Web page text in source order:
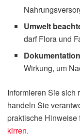
Umwelt
darf Flora und
Wirkung, um
Informieren Sie sich
handeln Sie
praktische
kirren.